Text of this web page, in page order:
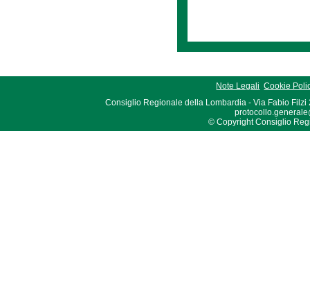
Note Legali Cookie
Consiglio Regionale della Lombardia - Via Fabio Filzi
© Copyright Consiglio